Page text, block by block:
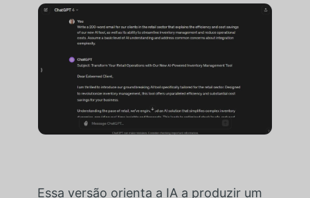
Essa versão orienta a IA a produzir um